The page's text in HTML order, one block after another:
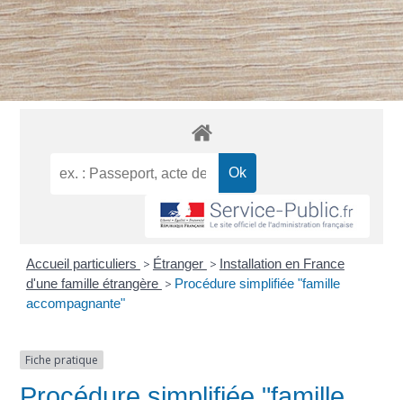
Accueil particuliers > Étranger > Installation en France
d'une famille étrangère > Procédure simplifiée "famille
accompagnante"
Fiche pratique